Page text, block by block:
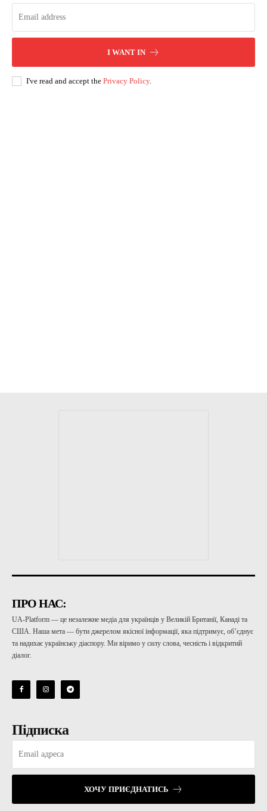
I WANT IN
I've read and accept the Privacy Policy.
ПРО НАС:
UA-Platform — це незалежне медіа для українців у Великій Британії, Канаді та
США. Наша мета — бути джерелом якісної інформації, яка підтримує, об’єднує
та надихає українську діаспору. Ми віримо у силу слова, чесність і відкритий
діалог.
Підписка
ХОЧУ ПРИЄДНАТИСЬ